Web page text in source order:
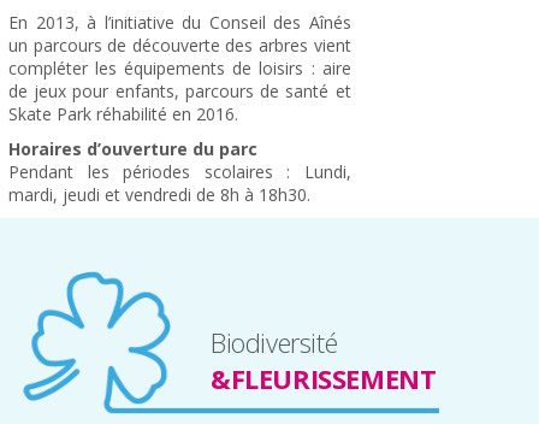
En 2013, à l’initiative du Conseil des Aînés
un parcours de découverte des arbres vient
compléter les équipements de loisirs : aire
de jeux pour enfants, parcours de santé et
Skate Park réhabilité en 2016.
Horaires d’ouverture du parc
Pendant les périodes scolaires : Lundi,
mardi, jeudi et vendredi de 8h à 18h30.
Biodiversité
&FLEURISSEMENT